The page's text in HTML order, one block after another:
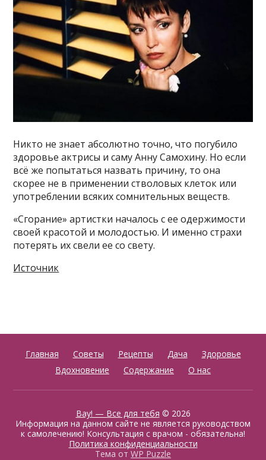
Никто не знает абсолютно точно, что погубило
здоровье актрисы и саму Анну Самохину. Но если
всё же попытаться назвать причину, то она
скорее не в применении стволовых клеток или
употреблении всяких сомнительных веществ.
«Сгорание» артистки началось с ее одержимости
своей красотой и молодостью. И именно страхи
потерять их свели ее со свету.
Источник
Главная Советы Рецепты Дача
Здоровье
Вдохновение
Содержание О нас
Вау! — Все для тебя © 2026
Информация на данном сайте не является руководством
к самолечению! Консультация с врачом - обязательна!
Политика конфиденциальности
Тема от WP Puzzle